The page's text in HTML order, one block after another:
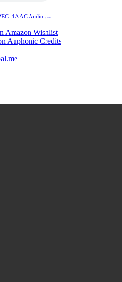
4 AAC Audio 3 MB
Amazon Wishlist
Auphonic Credits